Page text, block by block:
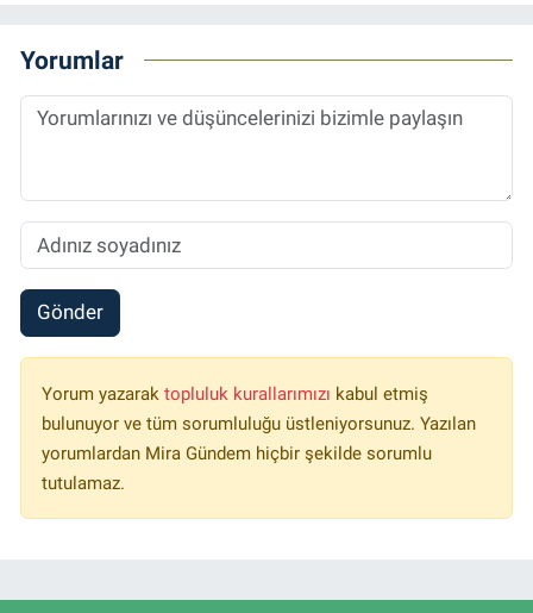
Yorumlar
Gönder
Yorum yazarak topluluk kurallarımızı kabul etmiş
bulunuyor ve tüm sorumluluğu üstleniyorsunuz. Yazılan
yorumlardan Mira Gündem hiçbir şekilde sorumlu
tutulamaz.